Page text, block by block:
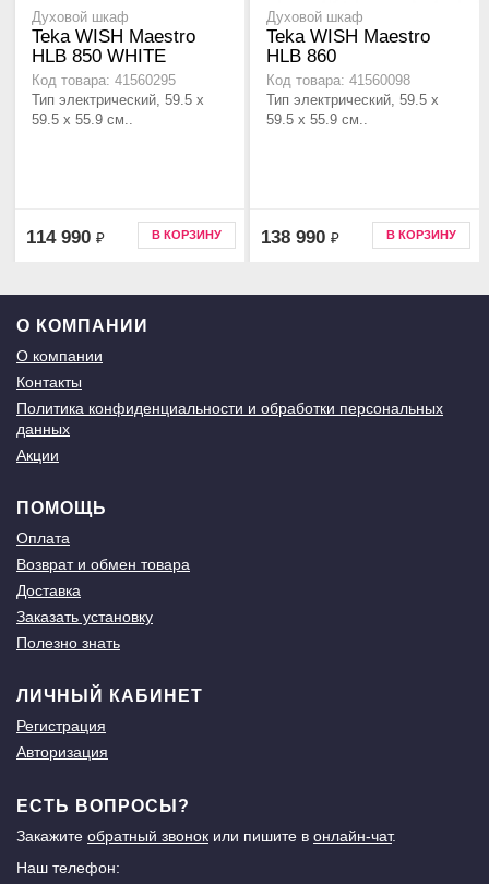
Духовой шкаф
Teka WISH Maestro
HLB 850 WHITE
Код товара: 41560295
Тип электрический, 59.5 х
59.5 x 55.9 см..
114 990 ₽ В КОРЗИНУ
Духовой шкаф
Teka WISH Maestro
HLB 860
Код товара: 41560098
Тип электрический, 59.5 х
59.5 x 55.9 см..
138 990 ₽ В КОРЗИНУ
О КОМПАНИИ
О компании
Контакты
Политика конфиденциальности и обработки персональных
данных
Акции
ПОМОЩЬ
Оплата
Возврат и обмен товара
Доставка
Заказать установку
Полезно знать
ЛИЧНЫЙ КАБИНЕТ
Регистрация
Авторизация
ЕСТЬ ВОПРОСЫ?
Закажите обратный звонок или пишите в онлайн-чат.
Наш телефон: